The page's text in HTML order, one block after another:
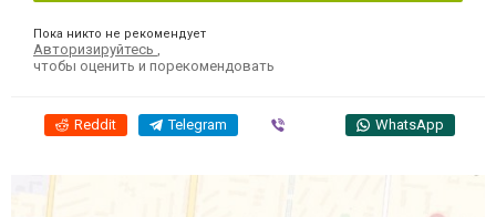
Пока никто не рекомендует
Авторизируйтесь
чтобы оценить и порекомендовать
Reddit Telegram WhatsApp